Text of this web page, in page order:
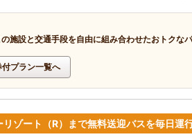
の施設と交通手段を自由に組み合わせたおトクな
付プラン一覧へ
ゾート（R）まで無料送迎バスを毎日運